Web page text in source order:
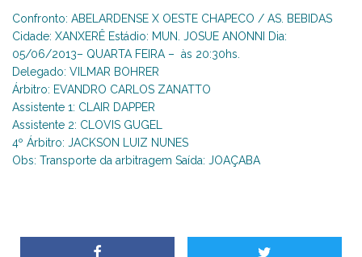
Confronto: ABELARDENSE X OESTE CHAPECO / AS. BEBIDAS
Cidade: XANXERÊ Estádio: MUN. JOSUE ANONNI Dia:
05/06/2013– QUARTA FEIRA – às 20:30hs.
Delegado: VILMAR BOHRER
Árbitro: EVANDRO CARLOS ZANATTO
Assistente 1: CLAIR DAPPER
Assistente 2: CLOVIS GUGEL
4º Árbitro: JACKSON LUIZ NUNES
Obs: Transporte da arbitragem Saída: JOAÇABA